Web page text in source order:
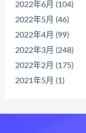
2022年6月 (104)
2022年5月 (46)
2022年4月 (99)
2022年3月 (248)
2022年2月 (175)
2021年5月 (1)